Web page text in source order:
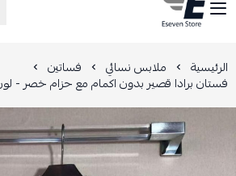
ESEVEN STORE
الرئيسية ملابس نسائي فساتين
فستان برادا قصير بدون اكمام مع حزام خصر -